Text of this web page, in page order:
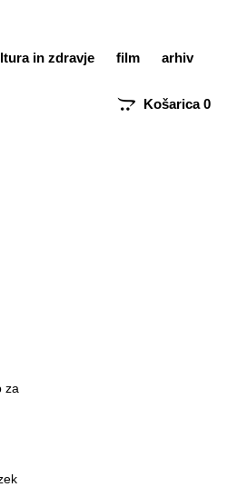
in zdravje film arhiv
Košarica0
za